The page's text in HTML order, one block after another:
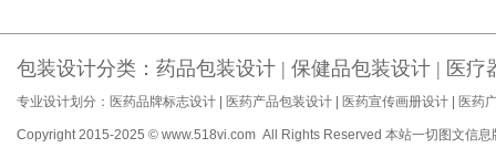
包装设计分类： 药品包装设计 | 保健品包装设计 | 医疗
专业设计划分： 医药品牌标志设计 医药产品包装设计 医药宣传画册设计 医药
Copyright 2015-2025 © www.518vi.com All Rights Reserved 本站一切图文信